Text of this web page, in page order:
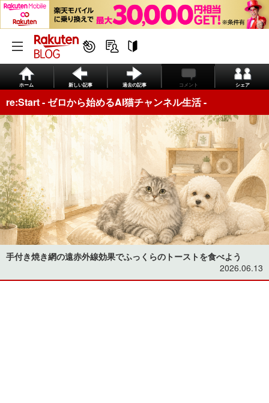
ホーム 新しい記事 過去の記事 コメント シェア
re:Start - ゼロから始めるAI猫チャンネル生活 -
手付き焼き網の遠赤外線効果でふっくらのトーストを食べよう
2026.06.13